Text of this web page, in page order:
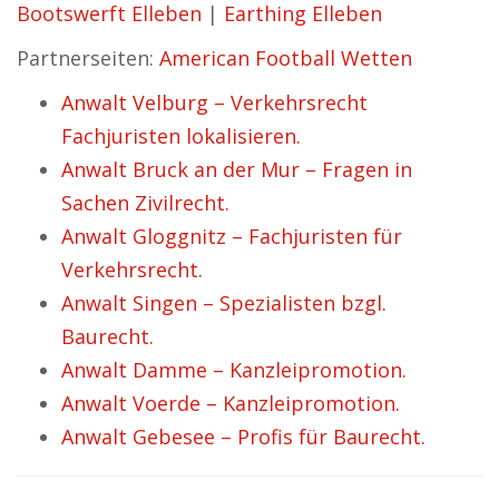
Bootswerft Elleben | Earthing Elleben
Partnerseiten: American Football Wetten
Anwalt Velburg – Verkehrsrecht
Fachjuristen lokalisieren.
Anwalt Bruck an der Mur – Fragen in
Sachen Zivilrecht.
Anwalt Gloggnitz – Fachjuristen für
Verkehrsrecht.
Anwalt Singen – Spezialisten bzgl.
Baurecht.
Anwalt Damme – Kanzleipromotion.
Anwalt Voerde – Kanzleipromotion.
Anwalt Gebesee – Profis für Baurecht.